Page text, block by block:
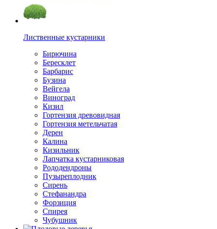
Лиственные кустарники
Бирючина
Бересклет
Барбарис
Бузина
Вейгела
Виноград
Кизил
Гортензия древовидная
Гортензия метельчатая
Дерен
Калина
Кизильник
Лапчатка кустарниковая
Рододендроны
Пузыреплодник
Сирень
Стефанандра
Форзиция
Спирея
Чубушник